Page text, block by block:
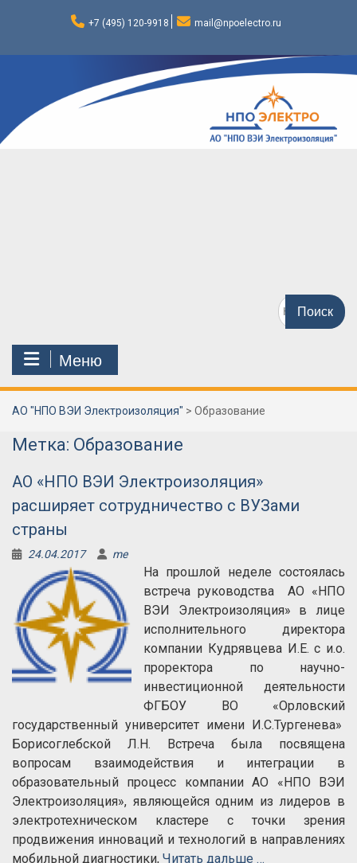
+7 (495) 120-9918 mail@npoelectro.ru
Поиск
по:
Меню
АО "НПО ВЭИ Электроизоляция" > Образование
Метка: Образование
АО «НПО ВЭИ Электроизоляция»
расширяет сотрудничество с ВУЗами
страны
24.04.2017 me
На прошлой неделе состоялась
встреча руководства АО «НПО
ВЭИ Электроизоляция» в лице
исполнительного директора
компании Кудрявцева И.Е. с и.о.
проректора по научно-
инвестиционной деятельности
ФГБОУ ВО «Орловский
государственный университет имени И.С.Тургенева»
Борисоглебской Л.Н. Встреча была посвящена
вопросам взаимодействия и интеграции в
образовательный процесс компании АО «НПО ВЭИ
Электроизоляция», являющейся одним из лидеров в
электротехническом кластере с точки зрения
продвижения инноваций и технологий в направлениях
мобильной диагностики, Читать дальше …